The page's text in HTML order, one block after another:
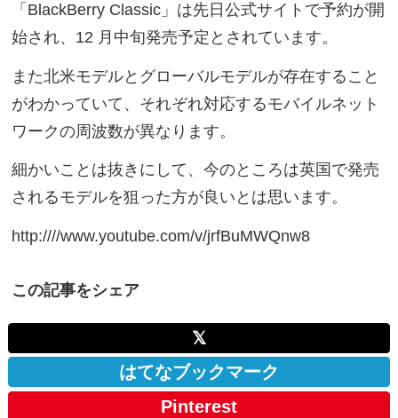
「BlackBerry Classic」は先日公式サイトで予約が開
始され、12 月中旬発売予定とされています。
また北米モデルとグローバルモデルが存在すること
がわかっていて、それぞれ対応するモバイルネット
ワークの周波数が異なります。
細かいことは抜きにして、今のところは英国で発売
されるモデルを狙った方が良いとは思います。
http:////www.youtube.com/v/jrfBuMWQnw8
この記事をシェア
𝕏
はてなブックマーク
Pinterest